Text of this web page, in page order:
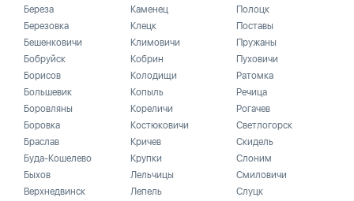
Береза
Березовка
Бешенковичи
Бобруйск
Борисов
Большевик
Боровляны
Боровка
Браслав
Буда-Кошелево
Быхов
Верхнедвинск
Каменец
Клецк
Климовичи
Кобрин
Колодищи
Копыль
Кореличи
Костюковичи
Кричев
Крупки
Лельчицы
Лепель
Полоцк
Поставы
Пружаны
Пуховичи
Ратомка
Речица
Рогачев
Светлогорск
Скидель
Слоним
Смиловичи
Слуцк